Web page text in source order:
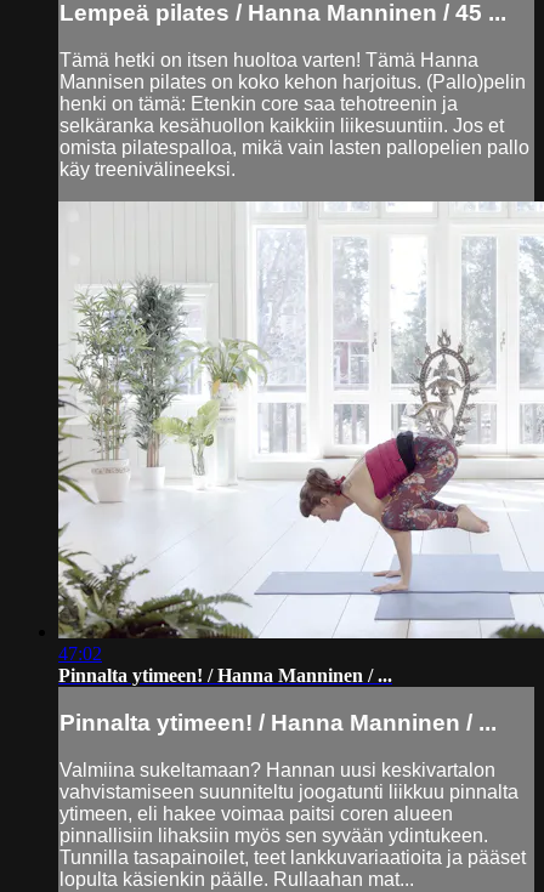
Lempeä pilates / Hanna Manninen / 45 ...
Tämä hetki on itsen huoltoa varten! Tämä Hanna
Mannisen pilates on koko kehon harjoitus. (Pallo)pelin
henki on tämä: Etenkin core saa tehotreenin ja
selkäranka kesähuollon kaikkiin liikesuuntiin. Jos et
omista pilatespalloa, mikä vain lasten pallopelien pallo
käy treenivälineeksi.
47:02
Pinnalta ytimeen! / Hanna Manninen / ...
Pinnalta ytimeen! / Hanna Manninen / ...
Valmiina sukeltamaan? Hannan uusi keskivartalon
vahvistamiseen suunniteltu joogatunti liikkuu pinnalta
ytimeen, eli hakee voimaa paitsi coren alueen
pinnallisiin lihaksiin myös sen syvään ydintukeen.
Tunnilla tasapainoilet, teet lankkuvariaatioita ja pääset
lopulta käsienkin päälle. Rullaahan mat...